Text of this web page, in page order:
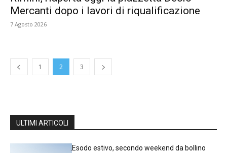
Mercanti dopo i lavori di riqualificazione
7 Agosto 2026
1 2 3
ULTIMI ARTICOLI
Esodo estivo, secondo weekend da bollino